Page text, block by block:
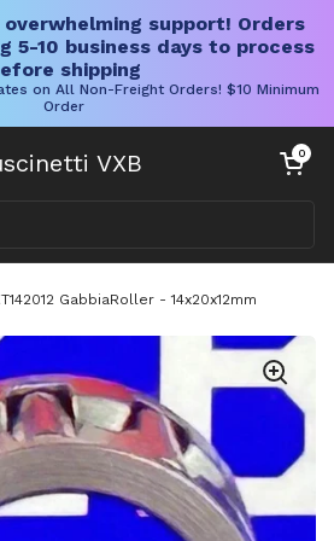
support! Orders
5-10 business days to process
shipping
on All Non-Freight Orders! $10 Minimum
Order
VXB Carrello
0
GabbiaRoller - 14x20x12mm